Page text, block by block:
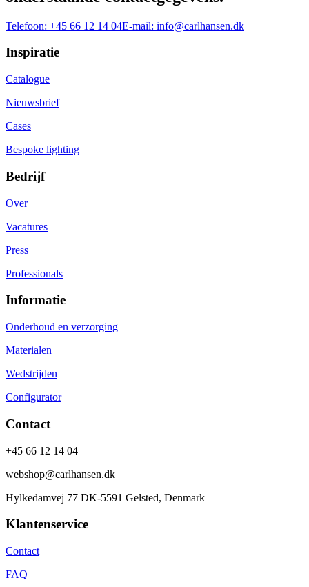
Telefoon: +45 66 12 14 04E-mail: info@carlhansen.dk
Inspiratie
Catalogue
Nieuwsbrief
Cases
Bespoke lighting
Bedrijf
Over
Vacatures
Press
Professionals
Informatie
Onderhoud en verzorging
Materialen
Wedstrijden
Configurator
Contact
+45 66 12 14 04
webshop@carlhansen.dk
Hylkedamvej 77 DK-5591 Gelsted, Denmark
Klantenservice
Contact
FAQ